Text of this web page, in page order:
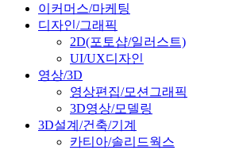
이커머스/마케팅
디자인/그래픽
2D(포토샵/일러스트)
UI/UX디자인
영상/3D
영상편집/모션그래픽
3D영상/모델링
3D설계/건축/기계
카티아/솔리드웍스